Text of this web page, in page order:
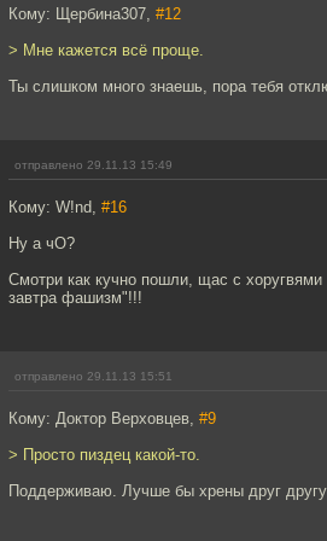
Кому: Щербина307, #12
> Мне кажется всё проще.
Ты слишком много знаешь, пора тебя
отправлено 29.11.13 15:49
Кому: W!nd, #16
Ну а чО?
Смотри как кучно пошли, щас с
завтра фашизм"!!!
отправлено 29.11.13 15:51
Кому: Доктор Верховцев, #9
> Просто пиздец какой-то.
Поддерживаю. Лучше бы хрены друг